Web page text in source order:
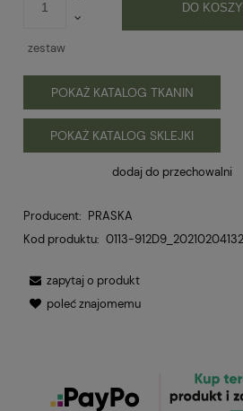
zestaw
DO
POKAŻ KATALOG TKANIN
POKAŻ KATALOG SKLEJKI
dodaj do przechowalni
Producent: PRASKA
Kod produktu: 0113-
zapytaj o produkt
poleć znajomemu